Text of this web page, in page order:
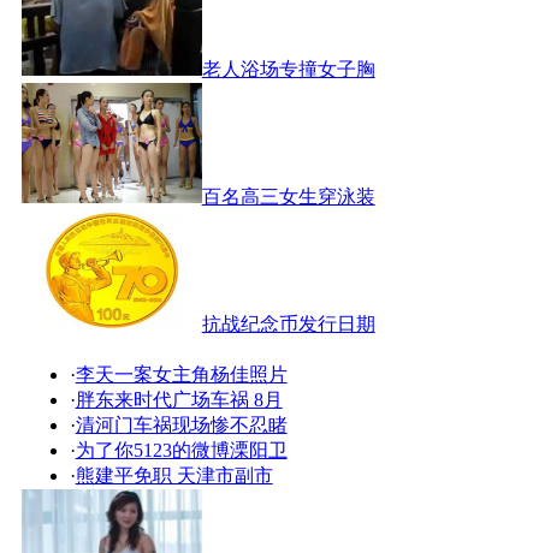
老人浴场专撞女子胸
百名高三女生穿泳装
抗战纪念币发行日期
·李天一案女主角杨佳照片
· 胖东来时代广场车祸 8月
·清河门车祸现场惨不忍睹
·为了你5123的微博溧阳卫
·熊建平免职 天津市副市